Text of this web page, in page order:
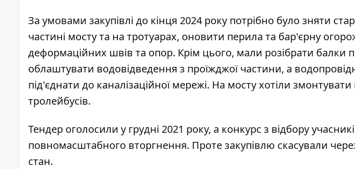
За умовами закупівлі до кінця 2024 року потрібно було зняти
частині мосту та на тротуарах, оновити перила та бар'єрну
деформаційних швів та опор. Крім цього, мали розібрати балки
облаштувати водовідведення з проїжджої частини, а
під'єднати до каналізаційної мережі. На мосту хотіли
тролейбусів.
Тендер оголосили у грудні 2021 року, а конкурс з відбору
повномасштабного вторгнення. Проте закупівлю скасували
стан.